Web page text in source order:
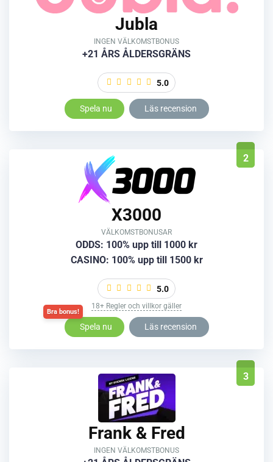
Jubla
INGEN VÄLKOMSTBONUS
+21 ÅRS ÅLDERSGRÄNS
5.0
Spela nu Läs recension
2
X3000
VÄLKOMSTBONUSAR
ODDS: 100% upp till 1000 kr
CASINO: 100% upp till 1500 kr
5.0
18+ Regler och villkor gäller
Spela nu Läs recension
3
Frank & Fred
INGEN VÄLKOMSTBONUS